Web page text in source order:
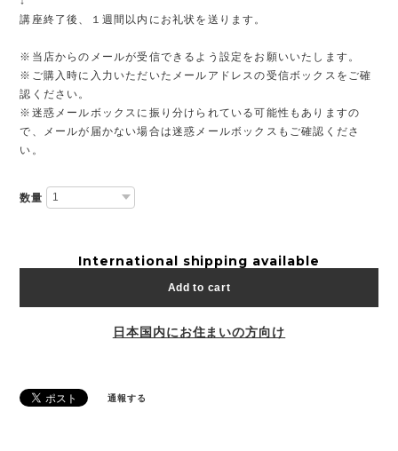
講座終了後、１週間以内にお礼状を送ります。
※当店からのメールが受信できるよう設定をお願いいたします。
※ご購入時に入力いただいたメールアドレスの受信ボックスをご確
認ください。
※迷惑メールボックスに振り分けられている可能性もありますの
で、メールが届かない場合は迷惑メールボックスもご確認くださ
い。
数量
International shipping available
Add to cart
日本国内にお住まいの方向け
通報する